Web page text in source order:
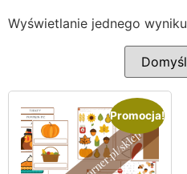
Wyświetlanie jednego wyniku
Promocja!